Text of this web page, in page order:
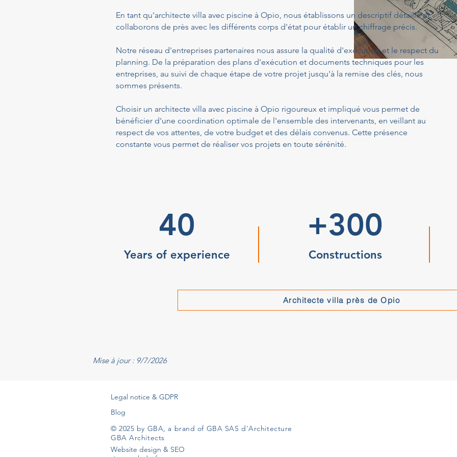
En tant qu'architecte villa avec piscine à Opio, nous établissons un descriptif détaillé et
collaborons de près avec les différents corps d'état pour établir un chiffrage précis.
Notre réseau d'entreprises partenaires nous assure la qualité d'exécution et le respect du
planning. De la préparation des plans d'exécution et documents techniques pour les
entreprises, au suivi de chaque étape de votre projet jusqu'à la remise des clés, nous
sommes présents.
Choisir un architecte villa avec piscine à Opio rigoureux et impliqué vous permet de
bénéficier d'une coordination optimale de l'ensemble des intervenants, en veillant au
respect de vos attentes, de votre budget et des délais convenus. Cette présence
constante vous permet de réaliser vos projets en toute sérénité.
40
Years of experience
+300
Constructions
Architecte villa près de Opio
Mise à jour : 9/7/2026
Legal notice & GDPR
Blog
© 2025 by GBA, a brand of GBA SAS d'Architecture
GBA Architects
Website design & SEO